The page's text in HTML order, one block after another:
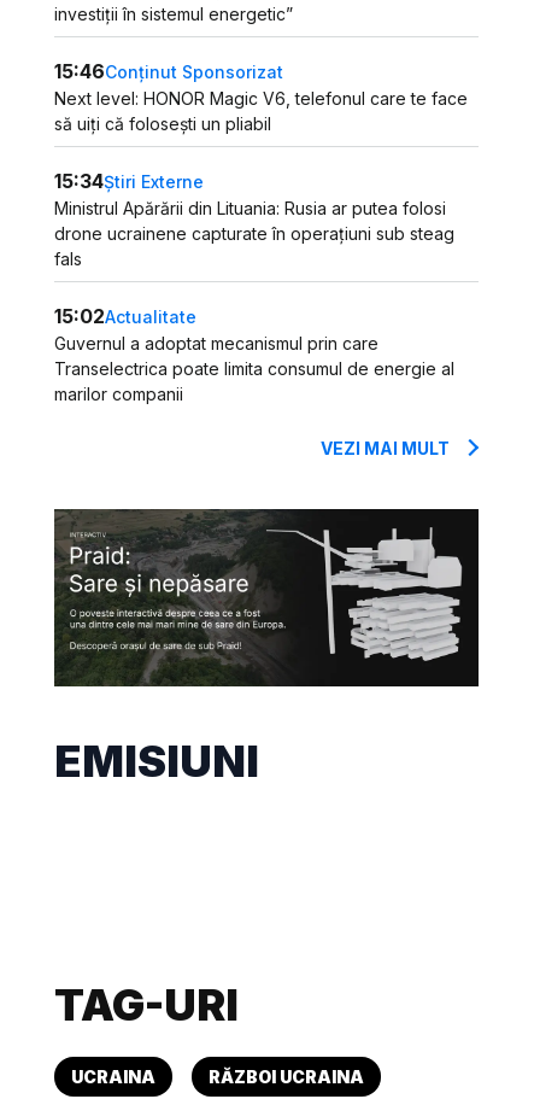
investiții în sistemul energetic”
15:46Conținut Sponsorizat
Next level: HONOR Magic V6, telefonul care te face
să uiți că folosești un pliabil
15:34Știri Externe
Ministrul Apărării din Lituania: Rusia ar putea folosi
drone ucrainene capturate în operațiuni sub steag
fals
15:02Actualitate
Guvernul a adoptat mecanismul prin care
Transelectrica poate limita consumul de energie al
marilor companii
VEZI MAI MULT
EMISIUNI
TAG-URI
UCRAINA RĂZBOI UCRAINA